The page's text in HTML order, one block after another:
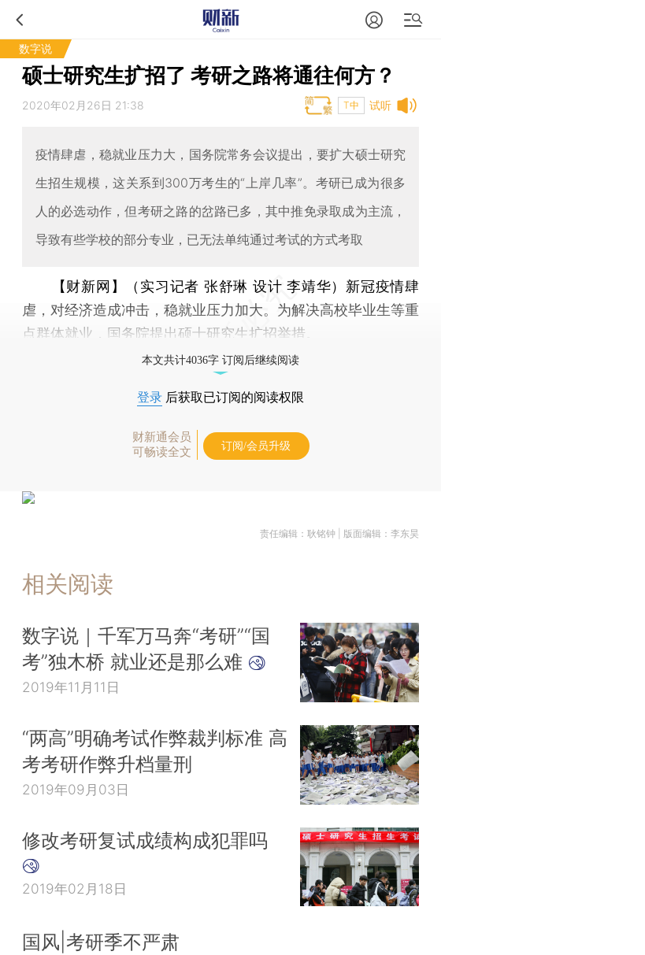
数字说
硕士研究生扩招了 考研之路将通往何方？
试听
2020年02月26日 21:38 T中
疫情肆虐，稳就业压力大，国务院常务会议提出，要扩大硕士研究
生招生规模，这关系到300万考生的“上岸几率”。考研已成为很多
人的必选动作，但考研之路的岔路已多，其中推免录取成为主流，
导致有些学校的部分专业，已无法单纯通过考试的方式考取
【财新网】（实习记者 张舒琳 设计 李靖华） 新冠疫情肆
虐，对经济造成冲击，稳就业压力加大。为解决高校毕业生等重
点群体就业，国务院提出硕士研究生扩招举措。
本文共计4036字 订阅后继续阅读
登录 后获取已订阅的阅读权限
财新通会员
可畅读全文
订阅/会员升级
责任编辑：耿铭钟 | 版面编辑：李东昊
相关阅读
数字说｜千军万马奔“考研”“国
考”独木桥 就业还是那么难
2019年11月11日
“两高”明确考试作弊裁判标准 高
考考研作弊升档量刑
2019年09月03日
修改考研复试成绩构成犯罪吗
2019年02月18日
国风|考研季不严肃